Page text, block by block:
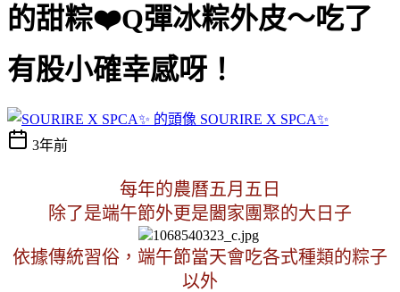
的甜粽❤️Q彈冰粽外皮～吃了
有股小確幸感呀！
SOURIRE X SPCA✨
3年前
每年的農曆五月五日
除了是端午節外更是闔家團聚的大日子
依據傳統習俗，端午節當天會吃各式種類的粽子
以外